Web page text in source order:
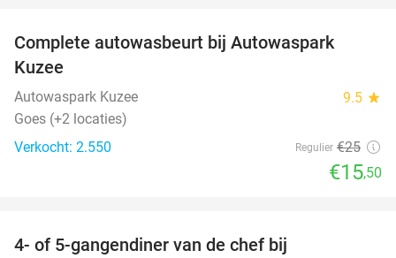
Complete autowasbeurt bij Autowaspark
Kuzee
Autowaspark Kuzee 9.5 star
Goes (+2 locaties)
Verkocht: 2.550
Regulier €25
€15,50
4- of 5-gangendiner van de chef bij